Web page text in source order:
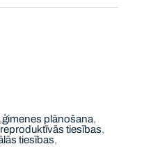
ģimenes plānošana
reproduktīvās tiesības
tiesības